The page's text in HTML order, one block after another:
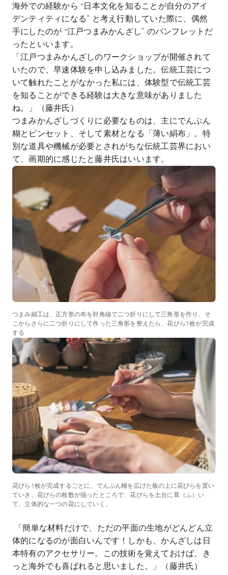
海外での経験から “日本文化を知ることが自分のアイ
デンティティになる” と考え行動していた際に、偶然
手にしたのが “江戸つまみかんざし” のパンフレットだ
ったといいます。
「江戸つまみかんざしのワークショップが開催されて
いたので、早速体験を申し込みました。伝統工芸につ
いて触れたことがなかった私には、体験型で伝統工芸
を知ることができる経験は大きな意味がありました
ね。」（藤井氏）
つまみかんざしづくりに必要なものは、主にでんぷん
糊とピンセット、そして素材となる「薄い絹布」。特
別な道具や機械が必要とされがちな伝統工芸界におい
て、画期的に感じたと藤井氏はいいます。
つまみ細工は、正方形の布を対角線で二つ折りにして三角形を作り、そ
こからさらに二つ折りにして作った三角形を整えたら、花びら1枚が完成
する
花びら1枚が完成するごとに、でんぷん糊を広げた板の上に花びらを置い
ていき、花びらの枚数が揃ったところで、花びらを土台に葺（ふ）い
て、立体的な一つの花にしていく。
「簡単な材料だけで、ただの平面の生地がどんどん立
体的になるのが面白いんです！しかも、かんざしは日
本特有のアクセサリー。この技術を覚えておけば、き
っと海外でも喜ばれると思いました。」（藤井氏）